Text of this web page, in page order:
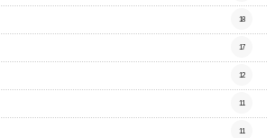
18
17
12
11
11